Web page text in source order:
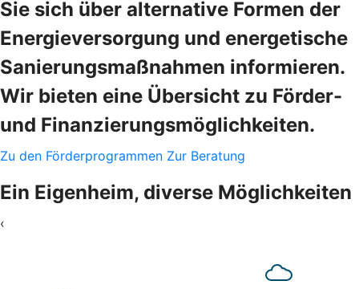
Sie sich über alternative Formen der
Energieversorgung und energetische
Sanierungsmaßnahmen informieren.
Wir bieten eine Übersicht zu Förder-
und Finanzierungsmöglichkeiten.
Zu den Förderprogrammen Zur Beratung
Ein Eigenheim, diverse Möglichkeiten
‹